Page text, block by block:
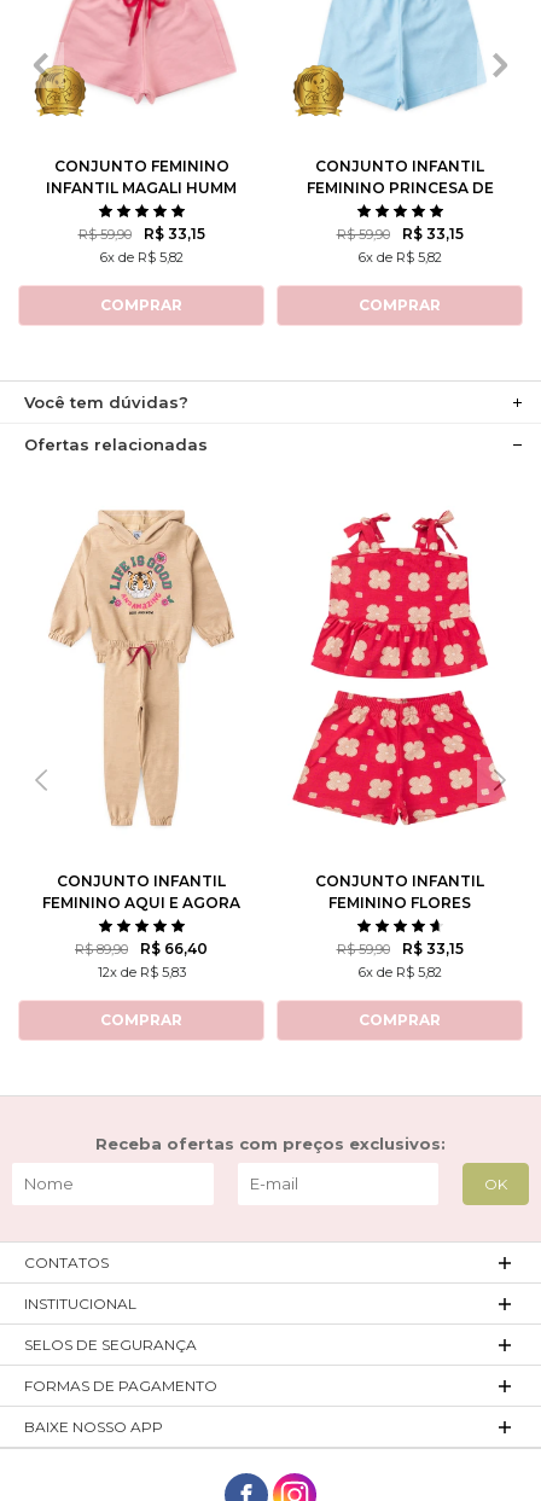
1 6
CONJUNTO FEMININO
INFANTIL MAGALI HUMM
AMO MELANCIA- TURMA
DA MÔNICA
R$ 59,90 R$ 33,15
6x de R$ 5,82
COMPRAR
1 6
10
CONJUNTO INFANTIL
FEMININO PRINCESA DE
ATITUDE - TURMA DA
MÔNICA
R$ 59,90 R$ 33,15
6x de R$ 5,82
COMPRAR
Você tem dúvidas?
Ofertas relacionadas
CONJUNTO INFANTIL
FEMININO AQUI E AGORA
R$ 89,90 R$ 66,40
12x de R$ 5,83
COMPRAR
CONJUNTO INFANTIL
FEMININO FLORES
ROTATIVAS
R$ 59,90 R$ 33,15
6x de R$ 5,82
COMPRAR
Receba ofertas com preços exclusivos:
CONTATOS
INSTITUCIONAL
SELOS DE SEGURANÇA
FORMAS DE PAGAMENTO
BAIXE NOSSO APP